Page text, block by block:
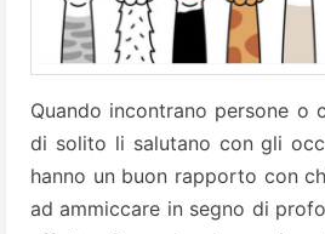
Quando incontrano persone o
di solito li salutano con gli
hanno un buon rapporto con
ad ammiccare in segno di